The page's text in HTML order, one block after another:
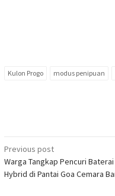
Kulon Progo modus penipuan
Post
navigation
Previous post
Warga Tangkap Pencuri Baterai
Hybrid di Pantai Goa Cemara